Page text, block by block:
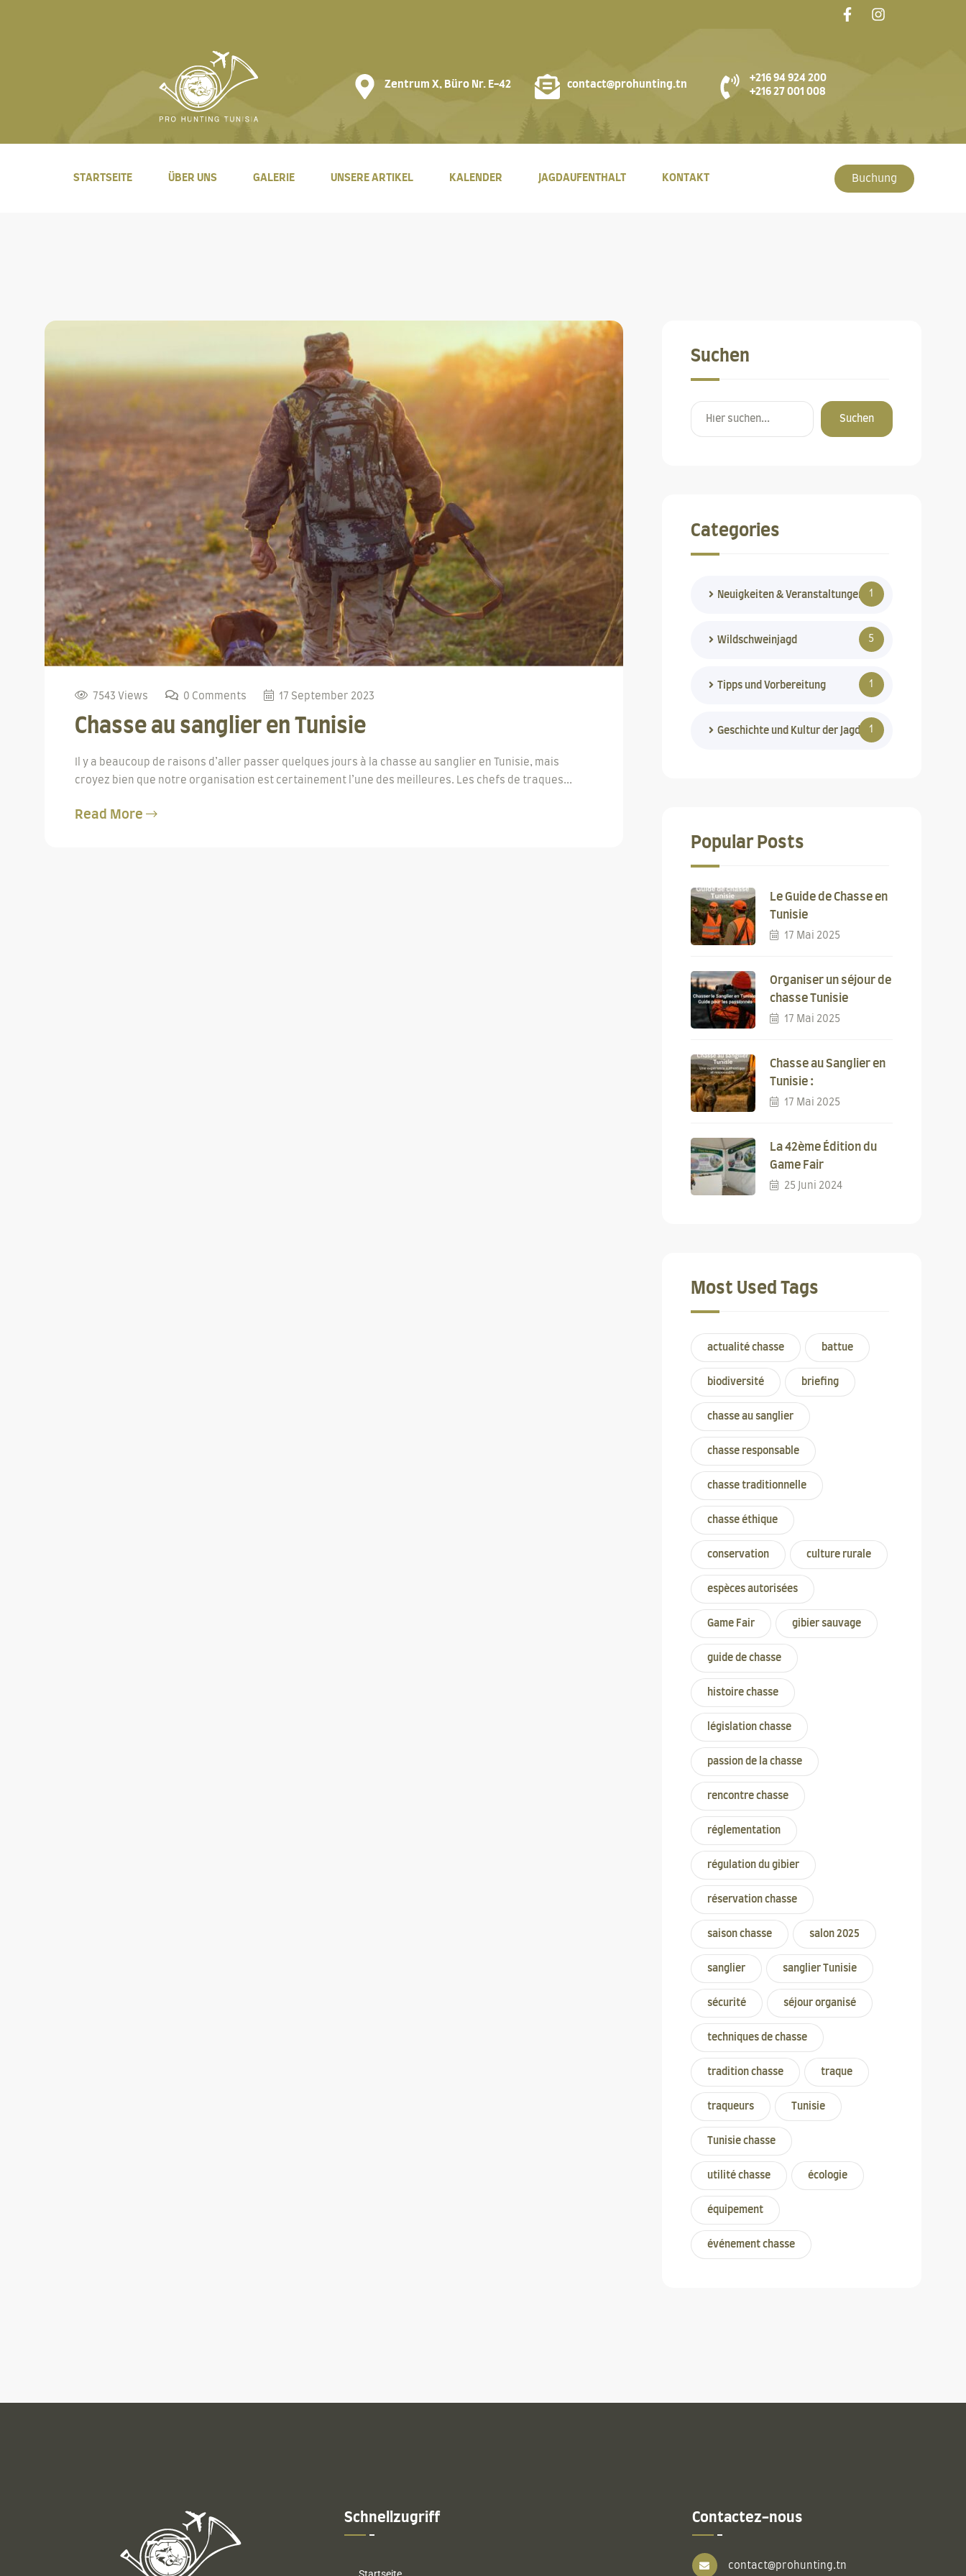
Zentrum X, Büro Nr. E-42 contact@prohunting.tn
+216 94 924 200
+216 27 001 008
STARTSEITE ÜBER UNS GALERIE UNSERE ARTIKEL KALENDER JAGDAUFENTHALT KONTAKT Buchung
7543 Views 0 Comments 17 September 2023
Chasse au sanglier en Tunisie
Il y a beaucoup de raisons d’aller passer quelques jours à la chasse au sanglier en Tunisie, mais
croyez bien que notre organisation est certainement l’une des meilleures. Les chefs de traques...
Read More
Suchen
Suchen
Categories
Neuigkeiten & Veranstaltungen 1
Wildschweinjagd 5
Tipps und Vorbereitung 1
Geschichte und Kultur der Jagd 1
Popular Posts
Le Guide de Chasse en
Tunisie
17 Mai 2025
Organiser un séjour de
chasse Tunisie
17 Mai 2025
Chasse au Sanglier en
Tunisie :
17 Mai 2025
La 42ème Édition du
Game Fair
25 Juni 2024
Most Used Tags
actualité chasse battue
biodiversité briefing
chasse au sanglier
chasse responsable
chasse traditionnelle
chasse éthique
conservation culture rurale
espèces autorisées
Game Fair gibier sauvage
guide de chasse
histoire chasse
législation chasse
passion de la chasse
rencontre chasse
réglementation
régulation du gibier
réservation chasse
saison chasse salon 2025
sanglier sanglier Tunisie
sécurité séjour organisé
techniques de chasse
tradition chasse traque
traqueurs Tunisie
Tunisie chasse
utilité chasse écologie
équipement
événement chasse
Schnellzugriff Contactez-nous
contact@prohunting.tn